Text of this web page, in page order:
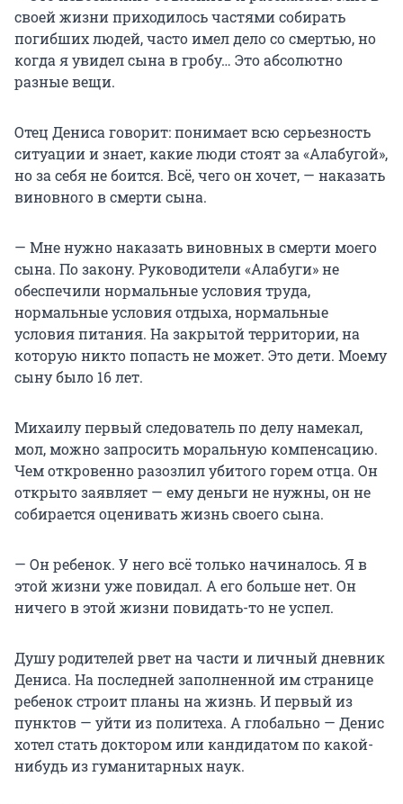
своей жизни приходилось частями собирать
погибших людей, часто имел дело со смертью, но
когда я увидел сына в гробу… Это абсолютно
разные вещи.
Отец Дениса говорит: понимает всю серьезность
ситуации и знает, какие люди стоят за «Алабугой»,
но за себя не боится. Всё, чего он хочет, — наказать
виновного в смерти сына.
— Мне нужно наказать виновных в смерти моего
сына. По закону. Руководители «Алабуги» не
обеспечили нормальные условия труда,
нормальные условия отдыха, нормальные
условия питания. На закрытой территории, на
которую никто попасть не может. Это дети. Моему
сыну было 16 лет.
Михаилу первый следователь по делу намекал,
мол, можно запросить моральную компенсацию.
Чем откровенно разозлил убитого горем отца. Он
открыто заявляет — ему деньги не нужны, он не
собирается оценивать жизнь своего сына.
— Он ребенок. У него всё только начиналось. Я в
этой жизни уже повидал. А его больше нет. Он
ничего в этой жизни повидать-то не успел.
Душу родителей рвет на части и личный дневник
Дениса. На последней заполненной им странице
ребенок строит планы на жизнь. И первый из
пунктов — уйти из политеха. А глобально — Денис
хотел стать доктором или кандидатом по какой-
нибудь из гуманитарных наук.